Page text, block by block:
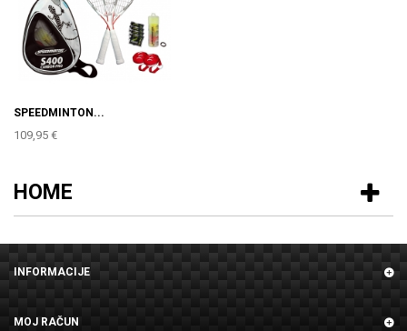
SPEEDMINTON...
109,95 €
HOME
INFORMACIJE
MOJ RAČUN